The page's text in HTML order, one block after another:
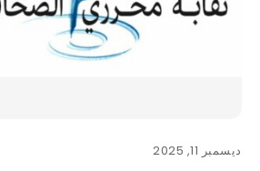
ديسمبر 11, 2025